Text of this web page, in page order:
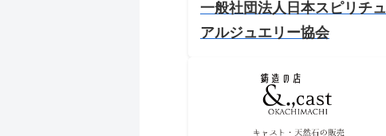
一般社団法人日本スピリチュ
アルジュエリー協会